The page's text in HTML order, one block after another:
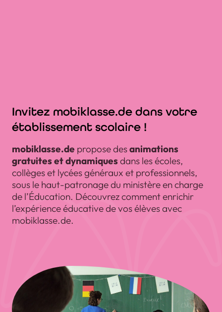
Invitez mobiklasse.de dans votre
établissement scolaire !
mobiklasse.de propose desanimations
gratuites et dynamiquesdans les écoles,
collèges et lycées généraux et professionnels,
sous le haut-patronage du ministère en charge
de l’Éducation. Découvrez comment enrichir
l’expérience éducative de vos élèves avec
mobiklasse.de.